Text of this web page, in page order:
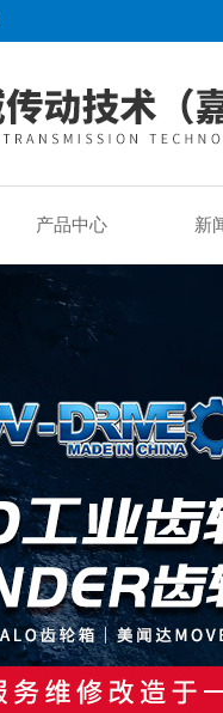
产品中心 新